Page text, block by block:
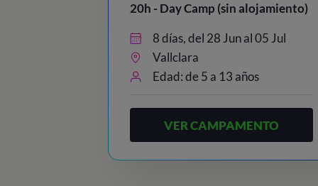
20h - Day Camp (sin alojamiento)
8 días, del 28 Jun al 05 Jul
Vallclara
Edad: de 5 a 13 años
VER CAMPAMENTO